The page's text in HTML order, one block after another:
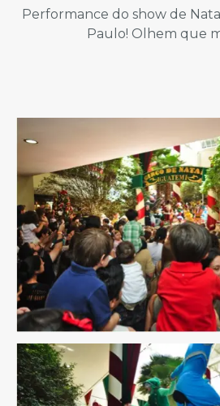
Performance do show de
Paulo! Olhem que